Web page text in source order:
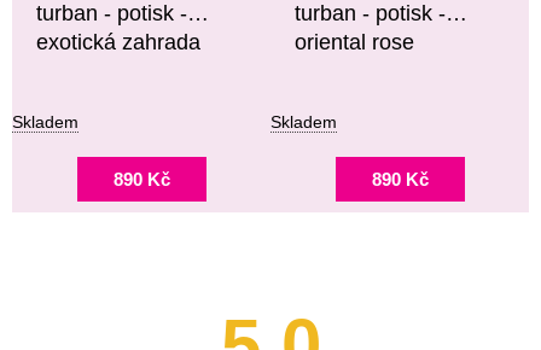
turban - potisk -
exotická zahrada
Skladem
890 Kč
turban - potisk -
oriental rose
Skladem
890 Kč